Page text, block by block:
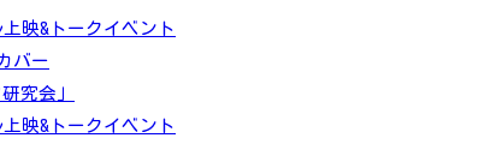
映&トークイベント
バー
究会」
映&トークイベント